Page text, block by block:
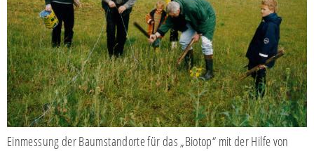
Einmessung der Baumstandorte für das „Biotop“ mit der Hilfe von